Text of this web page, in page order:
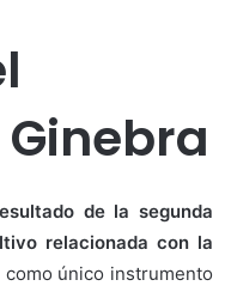
de la segunda
relacionada con la
como único instrumento